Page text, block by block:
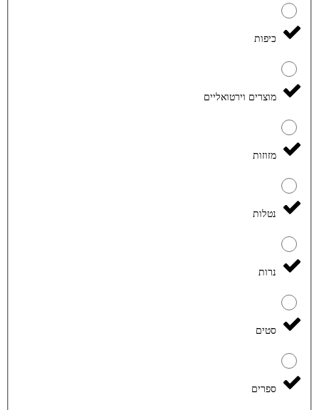
כיפות
מוצרים וירטואליים
מזוזות
נטלות
נרות
סטים
ספרים